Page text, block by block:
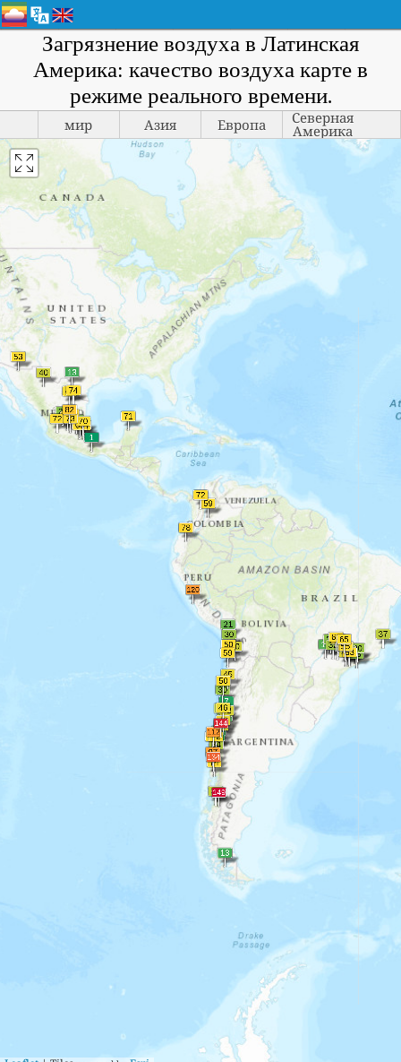
Загрязнение воздуха в Латинская
Америка: качество воздуха карте в
режиме реального времени.
мир Азия Европа Северная
Америка